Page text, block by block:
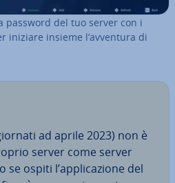
password del tuo server con i
iniziare insieme l’avventura di
ad aprile 2023) non è
server come server
se ospiti l’ap­pli­ca­zio­ne del